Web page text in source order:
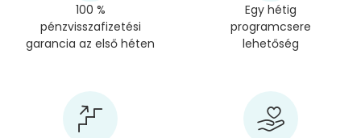
100 %
pénzvisszafizetési
garancia az első héten
Egy hétig
programcsere
lehetőség